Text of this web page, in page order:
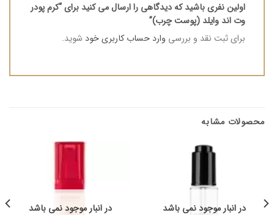
اولین نفری باشید که دیدگاهی را ارسال می کنید برای “کرم‌ پودر
وت اند وایلد (پوست چرب)”
برای ثبت نقد و بررسی وارد حساب کاربری خود شوید.
محصولات مشابه
در انبار موجود نمی باشد در انبار موجود نمی باشد